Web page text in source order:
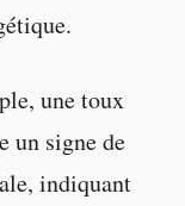
une toux
un signe de
indiquant